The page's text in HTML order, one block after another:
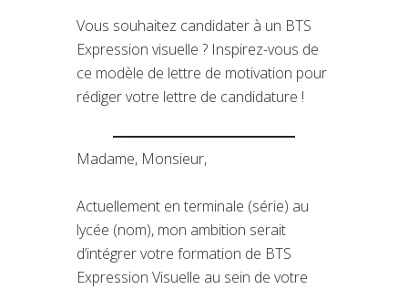
Vous souhaitez candidater à un BTS
Expression visuelle ? Inspirez-vous de
ce modèle de lettre de motivation pour
rédiger votre lettre de candidature !
Madame, Monsieur,
Actuellement en terminale (série) au
lycée (nom), mon ambition serait
d’intégrer votre formation de BTS
Expression Visuelle au sein de votre